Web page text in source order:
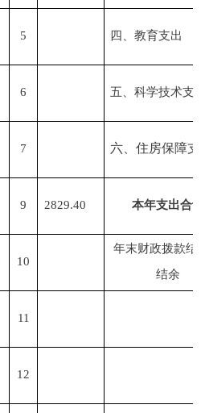
5 四 、教育支出
6 五、科学技术支
7 六、住房保障支
9 2829.40 本年支出合计
10
年末财政拨款结
结余
11
12